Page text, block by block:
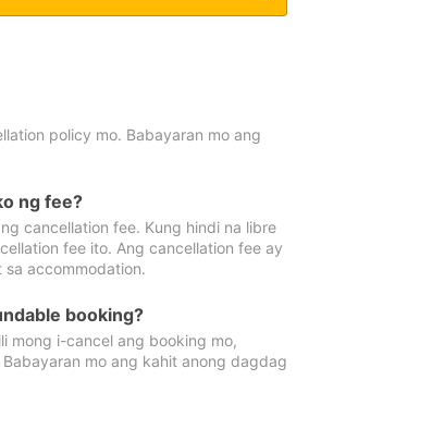
policy mo. Babayaran mo ang
ng fee?
cancellation fee. Kung hindi na libre
fee ito. Ang cancellation fee ay
accommodation.
booking?
mong i-cancel ang booking mo,
mo ang kahit anong dagdag